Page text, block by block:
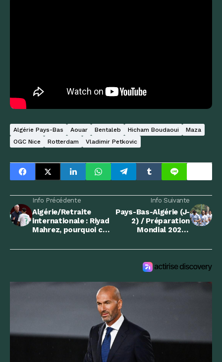
Algérie Pays-Bas Aouar Bentaleb Hicham Boudaoui
Maza
OGC Nice
Rotterdam Vladimir Petkovic
Info Précédente
Algérie/Retraite
internationale : Riyad
Mahrez, pourquoi ce
Info Suivante
Pays-Bas-Algérie (J-
2) / Préparation
Mondial 2026 :
avant Rotterdam